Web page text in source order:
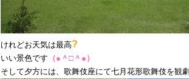
けれどお天気は最高?
いい景色です （●＾□＾●）
そして夕方には、歌舞伎座にて七月花形歌舞伎を観劇